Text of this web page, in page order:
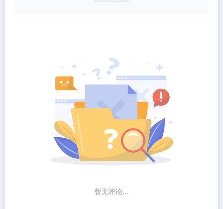
暂无评论...